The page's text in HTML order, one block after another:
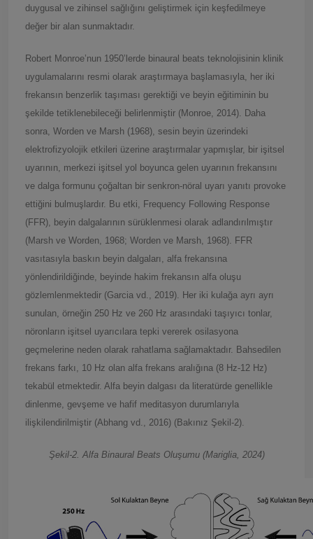
duygusal ve zihinsel sağlığını geliştirmek için keşfedilmeye
değer bir alan sunmaktadır.
Robert Monroe’nun 1950’lerde binaural beats teknolojisinin klinik
uygulamalarını resmi olarak araştırmaya başlamasıyla, her iki
frekansın benzerlik taşıması gerektiği ve beyin eğitiminin bu
şekilde tetiklenebileceği belirlenmiştir (Monroe, 2014). Daha
sonra, Worden ve Marsh (1968), sesin beyin üzerindeki
elektrofizyolojik etkileri üzerine araştırmalar yapmışlar, bir işitsel
uyarının, merkezi işitsel yol boyunca gelen uyarının frekansını
ve dalga formunu çoğaltan bir senkron-nöral uyarı yanıtı provoke
ettiğini bulmuşlardır. Bu etki, Frequency Following Response
(FFR), beyin dalgalarının sürüklenmesi olarak adlandırılmıştır
(Marsh ve Worden, 1968; Worden ve Marsh, 1968). FFR
vasıtasıyla baskın beyin dalgaları, alfa frekansına
yönlendirildiğinde, beyinde hakim frekansın alfa oluşu
gözlemlenmektedir (Garcia vd., 2019). Her iki kulağa ayrı ayrı
sunulan, örneğin 250 Hz ve 260 Hz arasındaki taşıyıcı tonlar,
nöronların işitsel uyarıcılara tepki vererek osilasyona
geçmelerine neden olarak rahatlama sağlamaktadır. Bahsedilen
frekans farkı, 10 Hz olan alfa frekans aralığına (8 Hz-12 Hz)
tekabül etmektedir. Alfa beyin dalgası da literatürde genellikle
dinlenme, gevşeme ve hafif meditasyon durumlarıyla
ilişkilendirilmiştir (Abhang vd., 2016) (Bakınız Şekil-2).
Şekil-2. Alfa Binaural Beats Oluşumu (Mariglia, 2024)